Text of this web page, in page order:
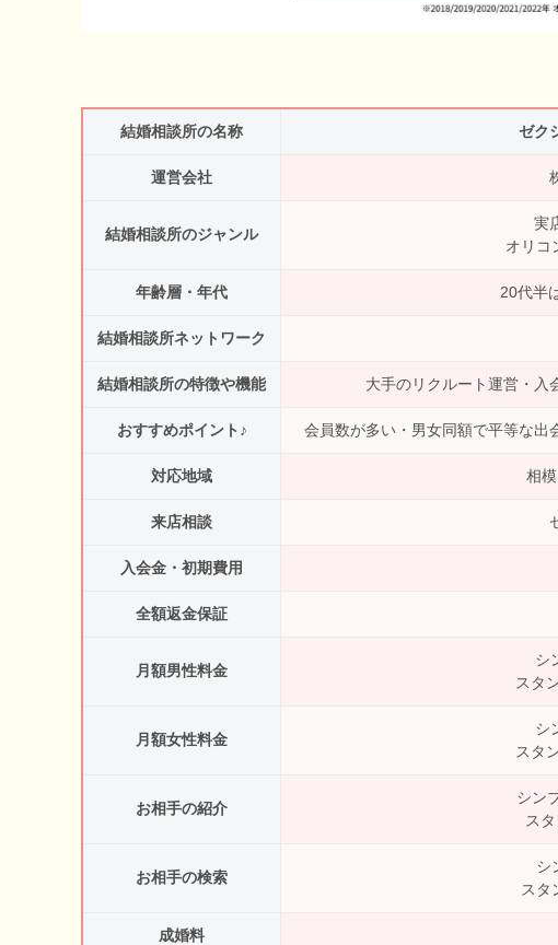
結婚相談所の名称 ゼク
運営会社
結婚相談所のジャンル
実
オリコ
年齢層・年代 20代半
結婚相談所ネットワーク
結婚相談所の特徴や機能 大手のリクルート運営・入
おすすめポイント♪ 会員数が多い・男女同額で平等な出
対応地域 相
来店相談
入会金・初期費用
全額返金保証
月額男性料金
シ
スタ
月額女性料金
シ
スタ
お相手の紹介
シン
ス
お相手の検索
シ
スタ
成婚料